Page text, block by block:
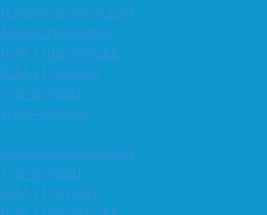
Klubbmesterskapet
Høstturneringen
KM i hurtigsjakk
KM i lynsjakk
Vår-konrad
Høst-konrad
Klubbmesterskapet
Vår-konrad
KM i lynsjakk